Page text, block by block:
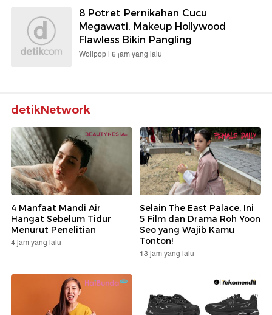
8 Potret Pernikahan Cucu
Megawati, Makeup Hollywood
Flawless Bikin Pangling
Wolipop | 6 jam yang lalu
detikNetwork
4 Manfaat Mandi Air
Hangat Sebelum Tidur
Menurut Penelitian
4 jam yang lalu
Selain The East Palace, Ini
5 Film dan Drama Roh Yoon
Seo yang Wajib Kamu
Tonton!
13 jam yang lalu